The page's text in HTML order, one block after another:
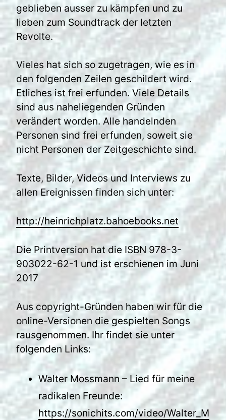
geblieben ausser zu kämpfen und zu
lieben zum Soundtrack der letzten
Revolte.
Vieles hat sich so zugetragen, wie es in
den folgenden Zeilen geschildert wird.
Etliches ist frei erfunden. Viele Details
sind aus naheliegenden Gründen
verändert worden. Alle handelnden
Personen sind frei erfunden, soweit sie
nicht Personen der Zeitgeschichte sind.
Texte, Bilder, Videos und Interviews zu
allen Ereignissen finden sich unter:
http://heinrichplatz.bahoebooks.net
Die Printversion hat die ISBN 978-3-
903022-62-1 und ist erschienen im Juni
2017
Aus copyright-Gründen haben wir für die
online-Versionen die gespielten Songs
rausgenommen. Ihr findet sie unter
folgenden Links:
Walter Mossmann – Lied für meine
radikalen Freunde:
https://sonichits.com/video/Walter_M